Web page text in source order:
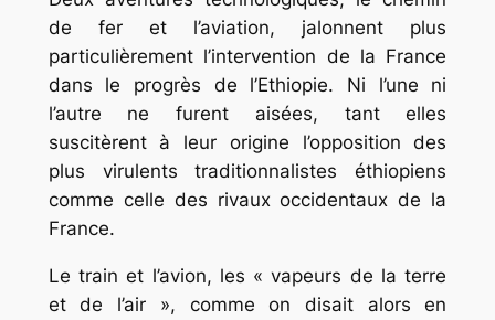
de fer et l’aviation, jalonnent plus
particulièrement l’intervention de la France
dans le progrès de l’Ethiopie. Ni l’une ni
l’autre ne furent aisées, tant elles
suscitèrent à leur origine l’opposition des
plus virulents traditionnalistes éthiopiens
comme celle des rivaux occidentaux de la
France.
Le train et l’avion, les « vapeurs de la terre
et de l’air », comme on disait alors en